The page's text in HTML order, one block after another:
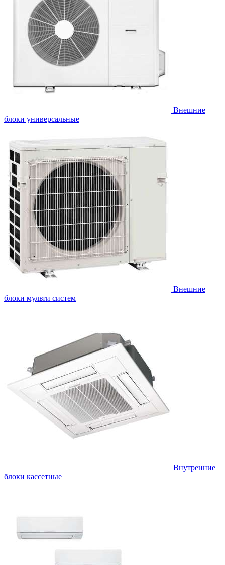
Внешние
блоки универсальные
Внешние
блоки мульти систем
Внутренние
блоки кассетные